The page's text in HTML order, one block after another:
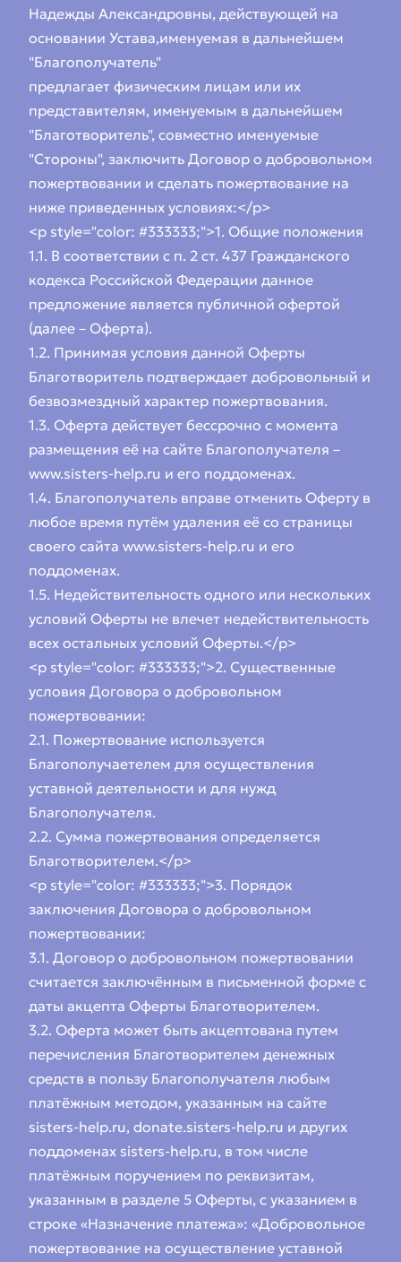
Надежды Александровны, действующей на
основании Устава,именуемая в дальнейшем
"Благополучатель"
предлагает физическим лицам или их
представителям, именуемым в дальнейшем
"Благотворитель", совместно именуемые
"Стороны", заключить Договор о добровольном
пожертвовании и сделать пожертвование на
ниже приведенных условиях:</p>
<p style="color: #333333;">1. Общие положения
1.1. В соответствии с п. 2 ст. 437 Гражданского
кодекса Российской Федерации данное
предложение является публичной офертой
(далее – Оферта).
1.2. Принимая условия данной Оферты
Благотворитель подтверждает добровольный и
безвозмездный характер пожертвования.
1.3. Оферта действует бессрочно с момента
размещения её на сайте Благополучателя –
www.sisters-help.ru и его поддоменах.
1.4. Благополучатель вправе отменить Оферту в
любое время путём удаления её со страницы
своего сайта www.sisters-help.ru и его
поддоменах.
1.5. Недействительность одного или нескольких
условий Оферты не влечет недействительность
всех остальных условий Оферты.</p>
<p style="color: #333333;">2. Существенные
условия Договора о добровольном
пожертвовании:
2.1. Пожертвование используется
Благополучаетелем для осуществления
уставной деятельности и для нужд
Благополучателя.
2.2. Сумма пожертвования определяется
Благотворителем.</p>
<p style="color: #333333;">3. Порядок
заключения Договора о добровольном
пожертвовании:
3.1. Договор о добровольном пожертвовании
считается заключённым в письменной форме с
даты акцепта Оферты Благотворителем.
3.2. Оферта может быть акцептована путем
перечисления Благотворителем денежных
средств в пользу Благополучателя любым
платёжным методом, указанным на сайте
sisters-help.ru, donate.sisters-help.ru и других
поддоменах sisters-help.ru, в том числе
платёжным поручением по реквизитам,
указанным в разделе 5 Оферты, с указанием в
строке «Назначение платежа»: «Добровольное
пожертвование на осуществление уставной